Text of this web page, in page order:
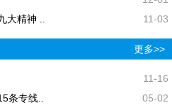
大精神 ..
11-03
更多>>
11-16
条专线..
05-02